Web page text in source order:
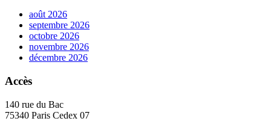
août 2026
septembre 2026
octobre 2026
novembre 2026
décembre 2026
Accès
140 rue du Bac
75340 Paris Cedex 07